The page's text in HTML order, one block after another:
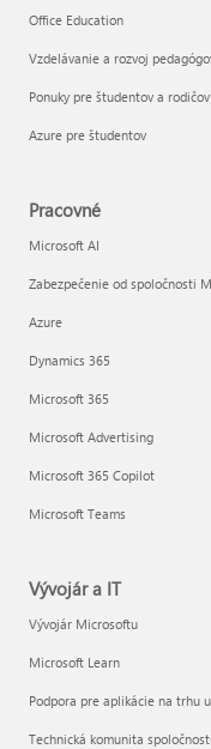
Office Education
Vzdelávanie a rozvoj
Ponuky pre študentov a rodičov
Azure pre študentov
Pracovné
Microsoft AI
Zabezpečenie od spoločnosti
Azure
Dynamics 365
Microsoft 365
Microsoft Advertising
Microsoft 365 Copilot
Microsoft Teams
Vývojár a IT
Vývojár Microsoftu
Microsoft Learn
Podpora pre aplikácie na trhu
Technická komunita